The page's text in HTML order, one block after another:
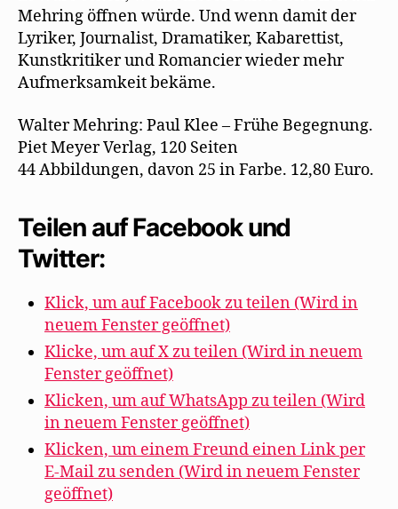
Mehring öffnen würde. Und wenn damit der
Lyriker, Journalist, Dramatiker, Kabarettist,
Kunstkritiker und Romancier wieder mehr
Aufmerksamkeit bekäme.
Walter Mehring: Paul Klee – Frühe Begegnung.
Piet Meyer Verlag, 120 Seiten
44 Abbildungen, davon 25 in Farbe. 12,80 Euro.
Teilen auf Facebook und
Twitter:
Klick, um auf Facebook zu teilen (Wird in
neuem Fenster geöffnet)
Klicke, um auf X zu teilen (Wird in neuem
Fenster geöffnet)
Klicken, um auf WhatsApp zu teilen (Wird
in neuem Fenster geöffnet)
Klicken, um einem Freund einen Link per
E-Mail zu senden (Wird in neuem Fenster
geöffnet)